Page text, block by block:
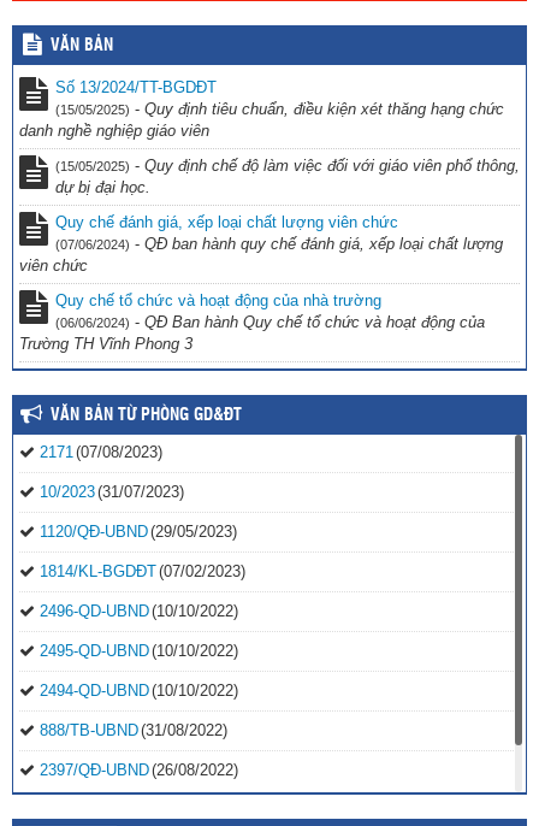
Quy chế tiếp công dân
VĂN BẢN
Số 13/2024/TT-BGDĐT
(15/05/2025) - Quy định tiêu chuẩn, điều kiện xét thăng hạng chức
danh nghề nghiệp giáo viên
(15/05/2025) - Quy định chế độ làm việc đối với giáo viên phổ thông,
dự bị đại học.
Quy chế đánh giá, xếp loại chất lượng viên chức
(07/06/2024) - QĐ ban hành quy chế đánh giá, xếp loại chất lượng
viên chức
Quy chế tổ chức và hoạt động của nhà trường
(06/06/2024) - QĐ Ban hành Quy chế tổ chức và hoạt động của
Trường TH Vĩnh Phong 3
VĂN BẢN TỪ PHÒNG GD&ĐT
2171(07/08/2023)
10/2023(31/07/2023)
1120/QĐ-UBND(29/05/2023)
1814/KL-BGDĐT(07/02/2023)
2496-QD-UBND(10/10/2022)
2495-QD-UBND(10/10/2022)
2494-QD-UBND(10/10/2022)
888/TB-UBND(31/08/2022)
2397/QĐ-UBND(26/08/2022)